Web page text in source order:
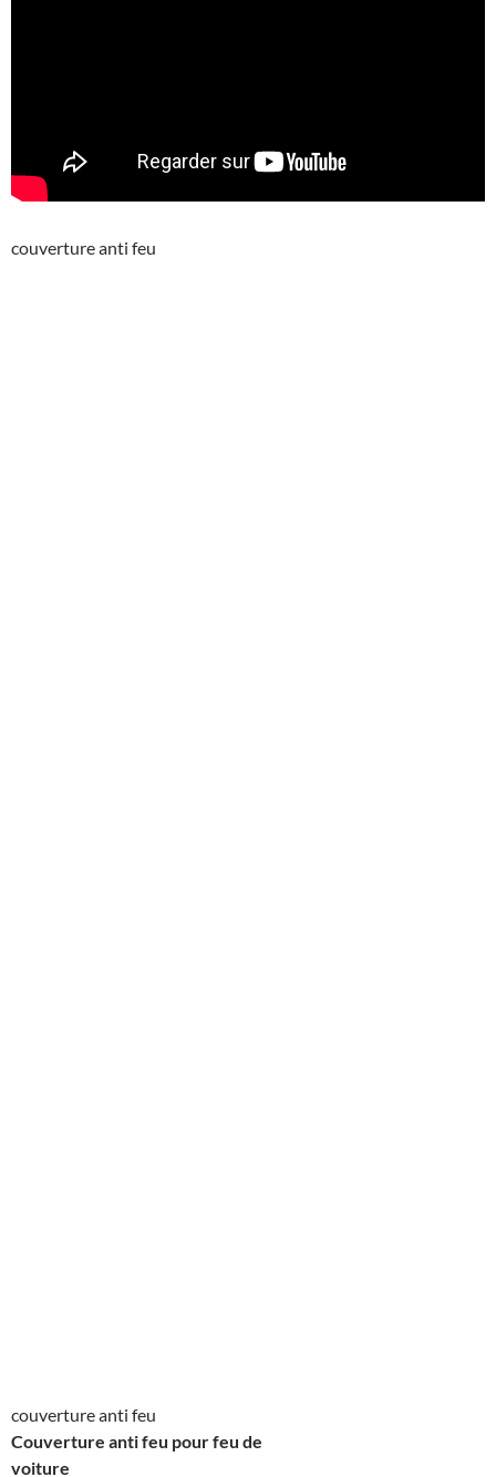
couverture anti feu
couverture anti feu
Couverture anti feu pour feu de
voiture